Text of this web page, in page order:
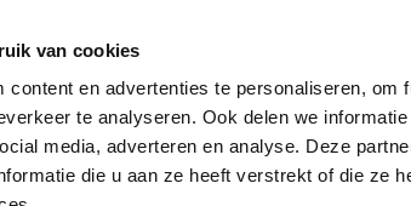
van cookies
content en advertenties te personaliseren, om
te analyseren. Ook delen we
media, adverteren en analyse. Deze
die u aan ze heeft verstrekt of die ze
Hoe werkt het?